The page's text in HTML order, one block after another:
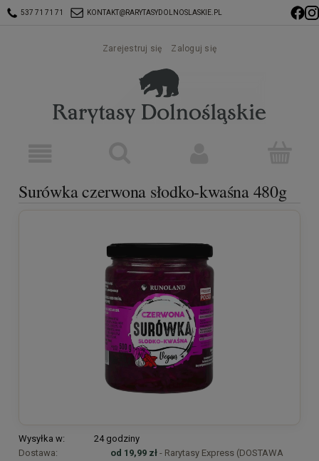
537 71 71 71 KONTAKT@RARYTASYDOLNOSLASKIE.PL
Zarejestruj się Zaloguj się
Surówka czerwona słodko-kwaśna 480g
Wysyłka w:
24 godziny
Dostawa:
od 19,99 zł - Rarytasy Express (DOSTAWA